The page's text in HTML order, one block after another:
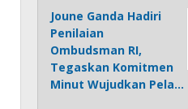
Joune Ganda Hadiri
Penilaian
Ombudsman RI,
Tegaskan Komitmen
Minut Wujudkan Pela…